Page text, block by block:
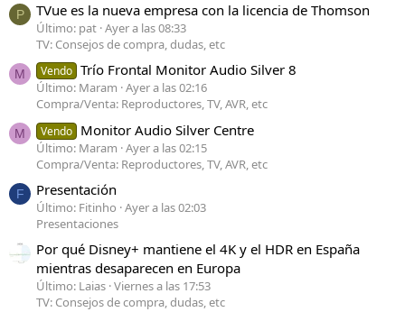
P TVue es la nueva empresa con la licencia de Thomson
Último: pat Ayer a las 08:33
TV: Consejos de compra, dudas, etc
M Vendo Trío Frontal Monitor Audio Silver 8
Último: Maram Ayer a las 02:16
Compra/Venta: Reproductores, TV, AVR, etc
M Vendo Monitor Audio Silver Centre
Último: Maram Ayer a las 02:15
Compra/Venta: Reproductores, TV, AVR, etc
F Presentación
Último: Fitinho Ayer a las 02:03
Presentaciones
Por qué Disney+ mantiene el 4K y el HDR en España
mientras desaparecen en Europa
Último: Laias Viernes a las 17:53
TV: Consejos de compra, dudas, etc